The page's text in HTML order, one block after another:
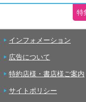
特
インフォメーション
広告について
特約店様・書店様ご案内
サイトポリシー